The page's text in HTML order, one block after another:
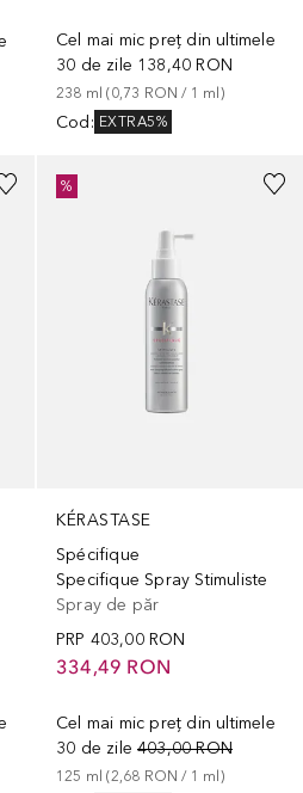
Cel mai mic preț din ultimele
30 de zile 138,40 RON
238 ml (0,73 RON / 1 ml )
Cod : EXTRA5%
KÉRASTASE
Spécifique
Specifique Spray Stimuliste
Spray de păr
PRP 403,00 RON
334,49 RON
Cel mai mic preț din ultimele
30 de zile 403,00 RON
125 ml (2,68 RON / 1 ml)
%